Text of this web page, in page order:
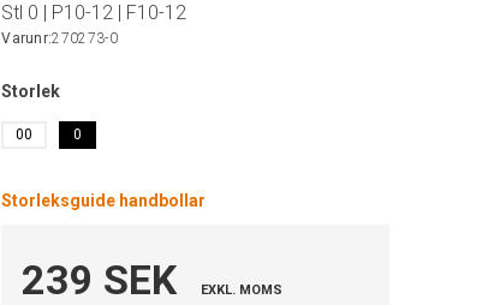
Stl 0 | P10-12 | F10-12
Varunr:270273-0
Storlek
00 0
Storleksguide handbollar
239 SEK EXKL. MOMS